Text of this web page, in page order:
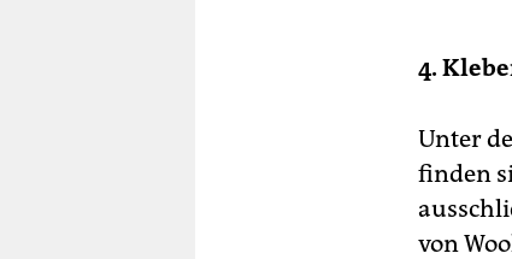
4.
Unter
finden
von